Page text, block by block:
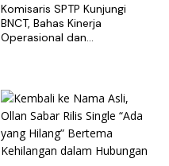
Komisaris SPTP Kunjungi
BNCT, Bahas Kinerja
Operasional dan